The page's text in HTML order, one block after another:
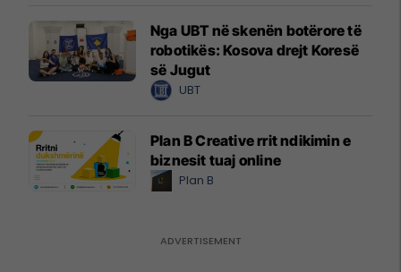
Nga UBT në skenën botërore të
robotikës: Kosova drejt Koresë
së Jugut
UBT
Plan B Creative rrit ndikimin e
biznesit tuaj online
Plan B